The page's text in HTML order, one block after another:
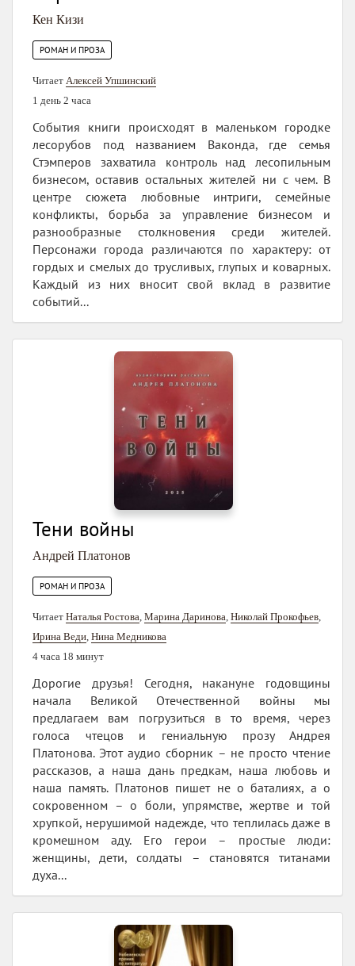
Кен Кизи
РОМАН И ПРОЗА
Читает Алексей Упшинский
1 день 2 часа
События книги происходят в маленьком городке
лесорубов под названием Ваконда, где семья
Стэмперов захватила контроль над лесопильным
бизнесом, оставив остальных жителей ни с чем. В
центре сюжета любовные интриги, семейные
конфликты, борьба за управление бизнесом и
разнообразные столкновения среди жителей.
Персонажи города различаются по характеру: от
гордых и смелых до трусливых, глупых и коварных.
Каждый из них вносит свой вклад в развитие
событий...
Тени войны
Андрей Платонов
РОМАН И ПРОЗА
Читает Наталья Ростова, Марина Даринова, Николай Прокофьев,
Ирина Веди, Нина Медникова
4 часа 18 минут
Дорогие друзья! Сегодня, накануне годовщины
начала Великой Отечественной войны мы
предлагаем вам погрузиться в то время, через
голоса чтецов и гениальную прозу Андрея
Платонова. Этот аудио сборник – не просто чтение
рассказов, а наша дань предкам, наша любовь и
наша память. Платонов пишет не о баталиях, а о
сокровенном – о боли, упрямстве, жертве и той
хрупкой, нерушимой надежде, что теплилась даже в
кромешном аду. Его герои – простые люди:
женщины, дети, солдаты – становятся титанами
духа...